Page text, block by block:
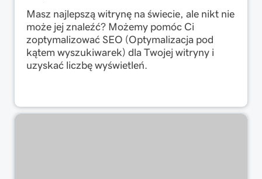
Masz najlepszą witrynę na świecie, ale nikt nie
może jej znaleźć? Możemy pomóc Ci
zoptymalizować SEO (Optymalizacja pod
kątem wyszukiwarek) dla Twojej witryny i
uzyskać liczbę wyświetleń.